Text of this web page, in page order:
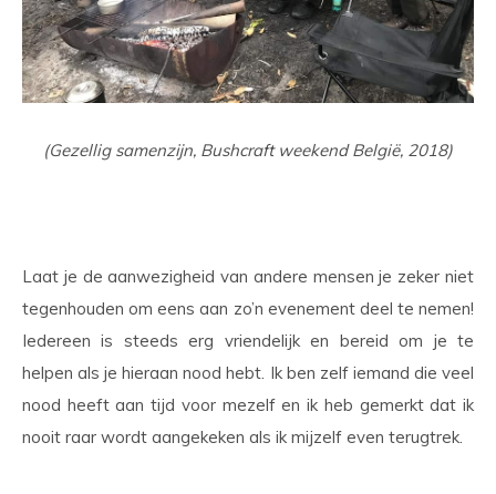
(Gezellig samenzijn, Bushcraft weekend België, 2018)
Laat je de aanwezigheid van andere mensen je zeker niet
tegenhouden om eens aan zo’n evenement deel te nemen!
Iedereen is steeds erg vriendelijk en bereid om je te
helpen als je hieraan nood hebt. Ik ben zelf iemand die veel
nood heeft aan tijd voor mezelf en ik heb gemerkt dat ik
nooit raar wordt aangekeken als ik mijzelf even terugtrek.